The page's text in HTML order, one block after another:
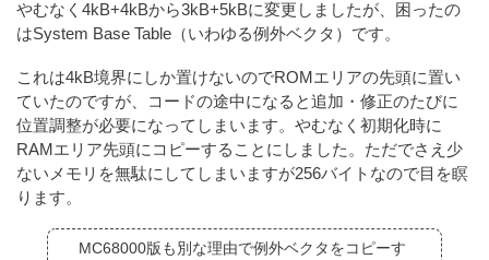
やむなく4kB+4kBから3kB+5kBに変更しましたが、困ったの
はSystem Base Table（いわゆる例外ベクタ）です。
これは4kB境界にしか置けないのでROMエリアの先頭に置い
ていたのですが、コードの途中になると追加・修正のたびに
位置調整が必要になってしまいます。やむなく初期化時に
RAMエリア先頭にコピーすることにしました。ただでさえ少
ないメモリを無駄にしてしまいますが256バイトなので目を瞑
ります。
MC68000版も別な理由で例外ベクタをコピーす